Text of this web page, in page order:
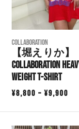
COLLABORATION
【堀えりか】
Collaboration
Weight T-Shirt
¥8,800 – ¥9,900